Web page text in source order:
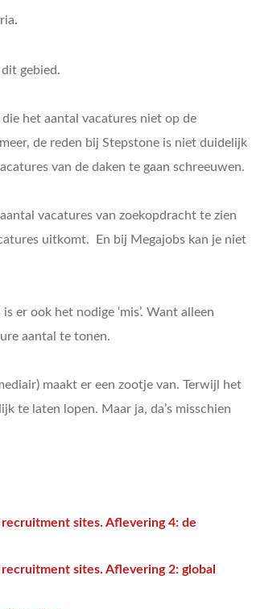
gebied.
het aantal vacatures niet op de
de reden bij Stepstone is niet duidelijk
van de daken te gaan schreeuwen.
vacatures van zoekopdracht te zien
uitkomt. En bij Megajobs kan je niet
er ook het nodige ‘mis’. Want alleen
aantal te tonen.
maakt er een zootje van. Terwijl het
te laten lopen. Maar ja, da’s misschien
sites. Aflevering 4: de
sites. Aflevering 2: global